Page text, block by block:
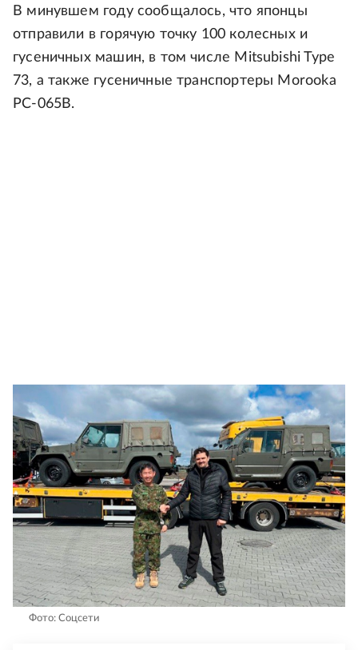
В минувшем году сообщалось, что японцы
отправили в горячую точку 100 колесных и
гусеничных машин, в том числе Mitsubishi Type
73, а также гусеничные транспортеры Morooka
PC-065B.
Фото: Соцсети